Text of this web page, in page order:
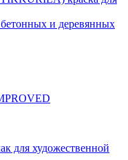
бетонных и деревянных
для художественной